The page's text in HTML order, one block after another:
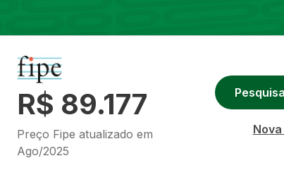
R$ 89.177
Preço Fipe atualizado em
Ago/2025